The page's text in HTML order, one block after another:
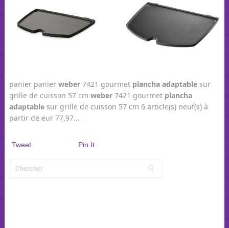
panier panier weber7421 gourmet plancha adaptablesur
grille de cuisson 57 cm weber7421 gourmet plancha
adaptablesur grille de cuisson 57 cm 6 article(s) neuf(s) à
partir de eur 77,97...
Tweet Pin It